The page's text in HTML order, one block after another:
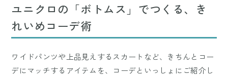
ユニクロの「ボトムス」でつくる、き
れいめコーデ術
ワイドパンツや上品見えするスカートなど、きちんとコー
デにマッチするアイテムを、コーデといっしょにご紹介し